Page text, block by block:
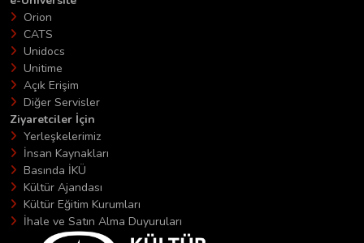
Orion
CATS
Unidocs
Unitime
Açık Erişim
Diğer Servisler
Ziyaretciler İçin
Yerleşkelerimiz
İnsan Kaynakları
Basında İKÜ
Kültür Ajandası
Kültür Eğitim Kurumları
İhale ve Satın Alma Duyuruları